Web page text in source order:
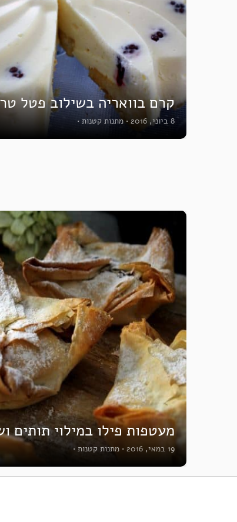
קרם בוואריה בשילוב פטל
8 ביוני, 2016 • מתנות קטנות •
מעטפות פילו במילוי תותים
19 במאי, 2016 • מתנות קטנות •